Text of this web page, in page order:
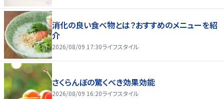
消化の良い食べ物とは？おすすめのメニューを紹
介
2026/08/09 17:30ライフスタイル
さくらんぼの驚くべき効果効能
2026/08/09 16:20ライフスタイル